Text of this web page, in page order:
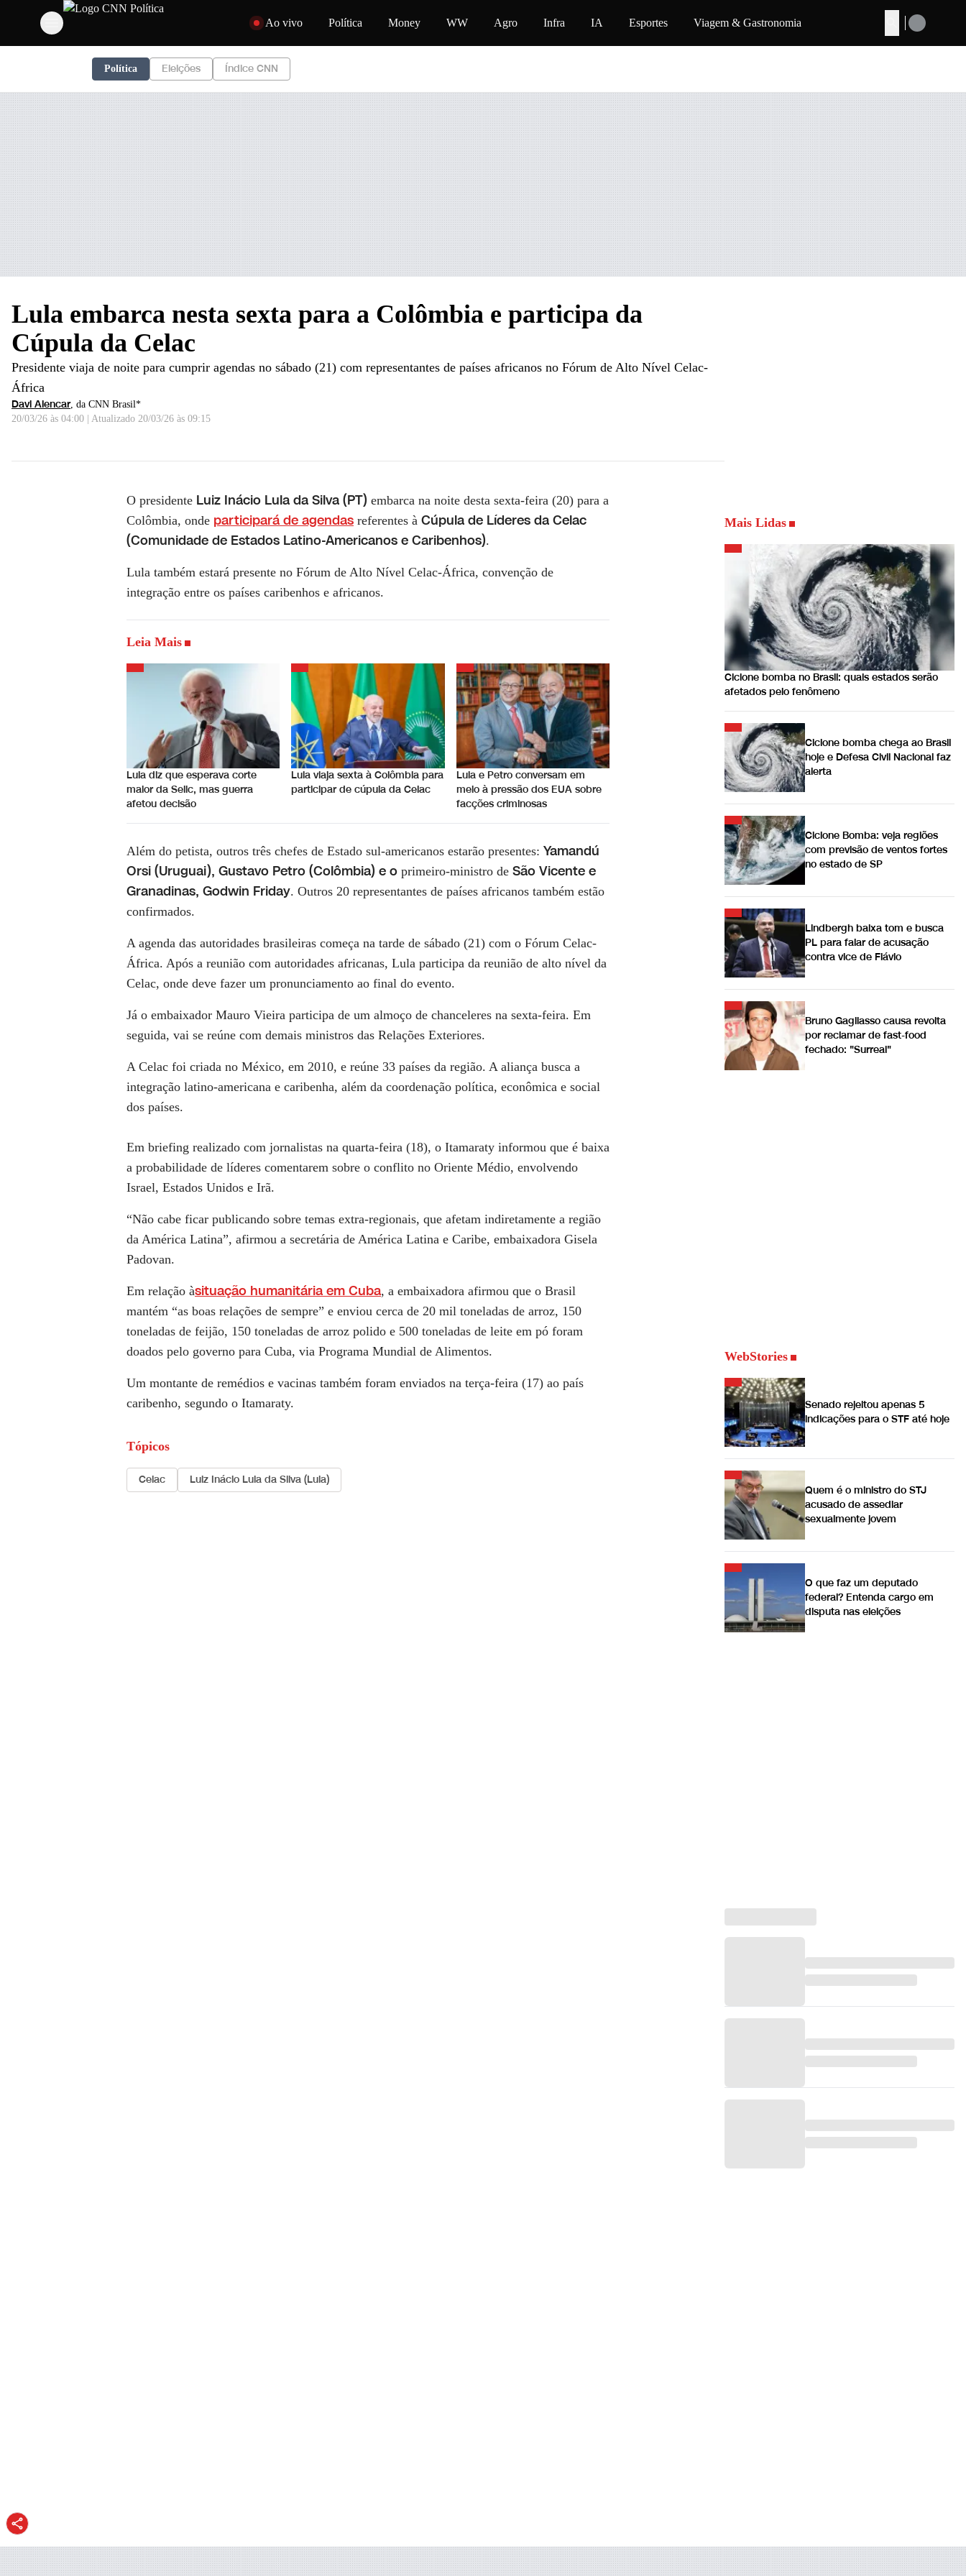
Buscar
Pular para o conteúdo
Ao vivo Política Money WW Agro Infra IA Esportes Viagem & Gastronomia
Política Eleições Índice CNN
Lula embarca nesta sexta para a Colômbia e participa da
Cúpula da Celac
Presidente viaja de noite para cumprir agendas no sábado (21) com representantes de países africanos no Fórum de Alto Nível Celac-
África
Davi Alencar, da CNN Brasil*
20/03/26 às 04:00
Atualizado 20/03/26 às 09:15
Lula embarca nesta sexta para a Colômbia e participa da Cúpula da Celac | CNN NOVO DIA
O presidente Luiz Inácio Lula da Silva (PT) embarca na noite desta sexta-feira (20) para a
Colômbia, onde participará de agendas referentes à Cúpula de Líderes da Celac
(Comunidade de Estados Latino-Americanos e Caribenhos).
Lula também estará presente no Fórum de Alto Nível Celac-África, convenção de
integração entre os países caribenhos e africanos.
Leia Mais
Lula diz que esperava corte
maior da Selic, mas guerra
afetou decisão
Lula viaja sexta à Colômbia para
participar de cúpula da Celac
Lula e Petro conversam em
meio à pressão dos EUA sobre
facções criminosas
Além do petista, outros três chefes de Estado sul-americanos estarão presentes: Yamandú
Orsi (Uruguai), Gustavo Petro (Colômbia) e o primeiro-ministro de São Vicente e
Granadinas, Godwin Friday. Outros 20 representantes de países africanos também estão
confirmados.
A agenda das autoridades brasileiras começa na tarde de sábado (21) com o Fórum Celac-
África. Após a reunião com autoridades africanas, Lula participa da reunião de alto nível da
Celac, onde deve fazer um pronunciamento ao final do evento.
Já o embaixador Mauro Vieira participa de um almoço de chanceleres na sexta-feira. Em
seguida, vai se reúne com demais ministros das Relações Exteriores.
A Celac foi criada no México, em 2010, e reúne 33 países da região. A aliança busca a
integração latino-americana e caribenha, além da coordenação política, econômica e social
dos países.
Em briefing realizado com jornalistas na quarta-feira (18), o Itamaraty informou que é baixa
a probabilidade de líderes comentarem sobre o conflito no Oriente Médio, envolvendo
Israel, Estados Unidos e Irã.
“Não cabe ficar publicando sobre temas extra-regionais, que afetam indiretamente a região
da América Latina”, afirmou a secretária de América Latina e Caribe, embaixadora Gisela
Padovan.
Em relação àsituação humanitária em Cuba, a embaixadora afirmou que o Brasil
mantém “as boas relações de sempre” e enviou cerca de 20 mil toneladas de arroz, 150
toneladas de feijão, 150 toneladas de arroz polido e 500 toneladas de leite em pó foram
doados pelo governo para Cuba, via Programa Mundial de Alimentos.
Um montante de remédios e vacinas também foram enviados na terça-feira (17) ao país
caribenho, segundo o Itamaraty.
Tópicos
Celac Luiz Inácio Lula da Silva (Lula)
Mais Lidas
Ciclone bomba no Brasil: quais estados serão
afetados pelo fenômeno
Ciclone bomba chega ao Brasil
hoje e Defesa Civil Nacional faz
alerta
Ciclone Bomba: veja regiões
com previsão de ventos fortes
no estado de SP
Lindbergh baixa tom e busca
PL para falar de acusação
contra vice de Flávio
Bruno Gagliasso causa revolta
por reclamar de fast-food
fechado: "Surreal"
WebStories
Senado rejeitou apenas 5
indicações para o STF até hoje
Quem é o ministro do STJ
acusado de assediar
sexualmente jovem
O que faz um deputado
federal? Entenda cargo em
disputa nas eleições